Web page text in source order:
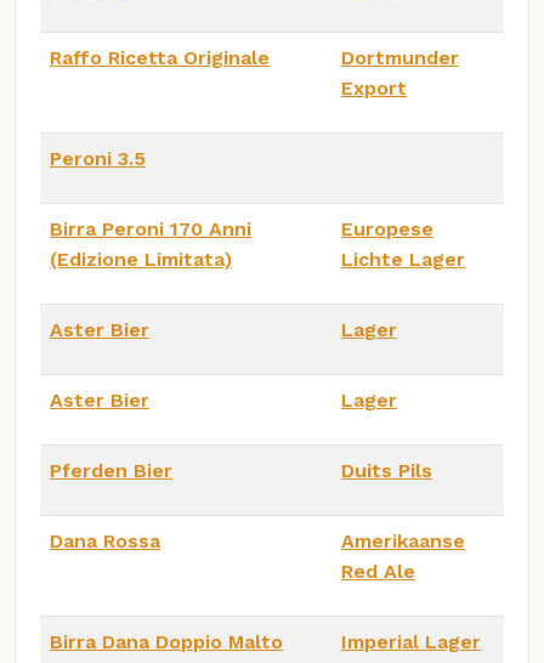
Raffo Ricetta Originale
Dortmunder
Export
Peroni 3.5
Birra Peroni 170 Anni
(Edizione Limitata)
Europese
Lichte Lager
Aster Bier Lager
Aster Bier Lager
Pferden Bier Duits Pils
Dana Rossa
Amerikaanse
Red Ale
Birra Dana Doppio Malto Imperial Lager